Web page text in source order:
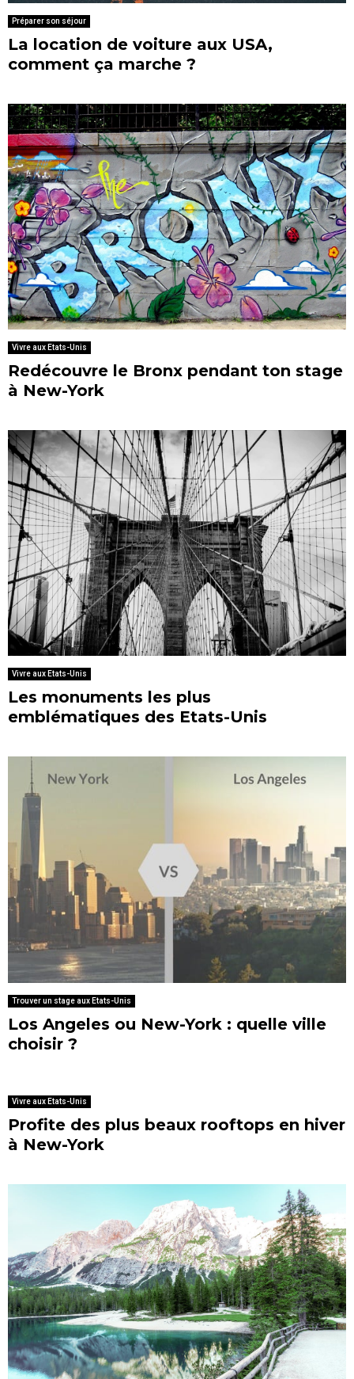
Préparer son séjour
La location de voiture aux USA,
comment ça marche ?
Vivre aux Etats-Unis
Redécouvre le Bronx pendant ton stage
à New-York
Vivre aux Etats-Unis
Les monuments les plus
emblématiques des Etats-Unis
Trouver un stage aux Etats-Unis
Los Angeles ou New-York : quelle ville
choisir ?
Vivre aux Etats-Unis
Profite des plus beaux rooftops en hiver
à New-York